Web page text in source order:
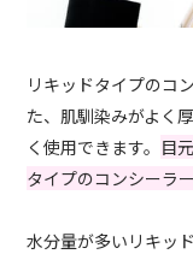
リキッドタイプのコ
た、肌馴染みがよく
く使用できます。 目
タイプのコンシーラ
水分量が多いリキッ